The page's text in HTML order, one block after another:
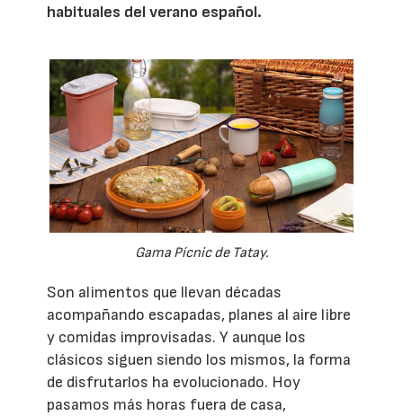
habituales del verano español.
Gama Pícnic de Tatay.
Son alimentos que llevan décadas
acompañando escapadas, planes al aire libre
y comidas improvisadas. Y aunque los
clásicos siguen siendo los mismos, la forma
de disfrutarlos ha evolucionado. Hoy
pasamos más horas fuera de casa,